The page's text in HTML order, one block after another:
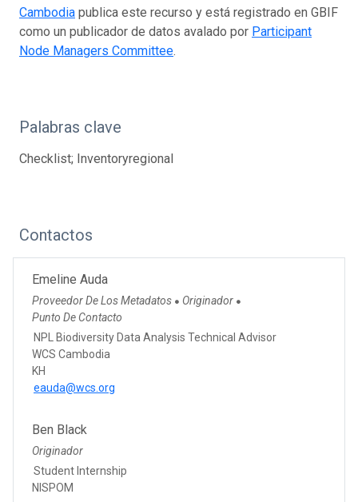
Cambodia publica este recurso y está registrado en GBIF
como un publicador de datos avalado por Participant
Node Managers Committee.
Palabras clave
Checklist; Inventoryregional
Contactos
Emeline Auda
Proveedor De Los Metadatos ● Originador ●
Punto De Contacto
NPL Biodiversity Data Analysis Technical Advisor
WCS Cambodia
KH
eauda@wcs.org
Ben Black
Originador
Student Internship
NISPOM